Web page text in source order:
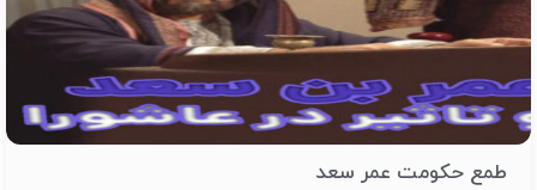
طمع حکومت عمر سعد